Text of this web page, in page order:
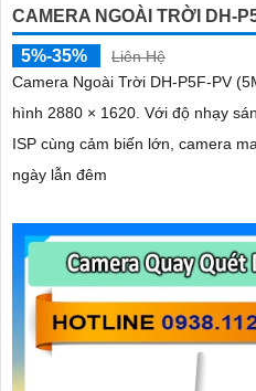
CAMERA NGOÀI TRỜI DH-
5%-35%
Liên Hệ
Camera Ngoài Trời DH-P5F-PV
hình 2880 × 1620. Với độ nhạy sáng siêu thấp và công nghệ AI-
ISP cùng cảm biến lớn, camera
ngày lẫn đêm